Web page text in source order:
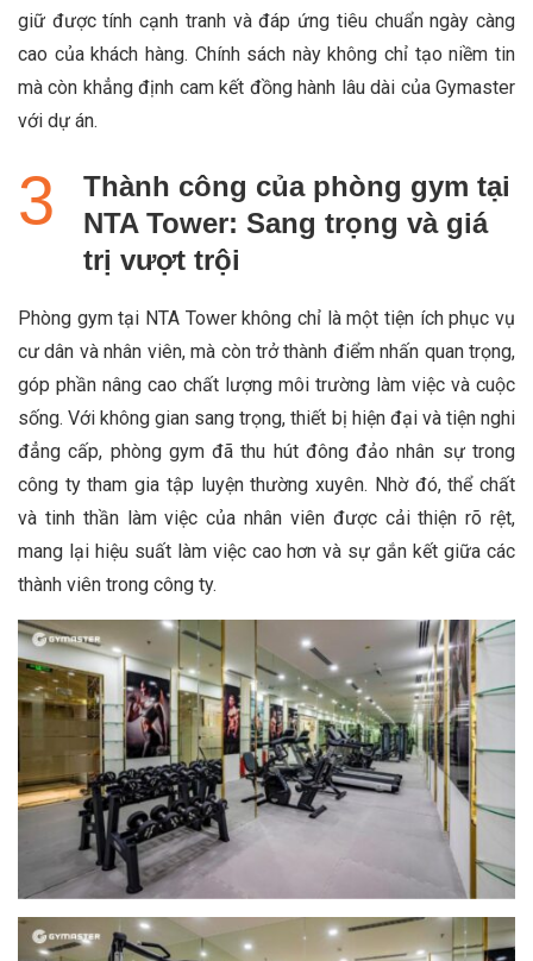
giữ được tính cạnh tranh và đáp ứng tiêu chuẩn ngày càng
cao của khách hàng. Chính sách này không chỉ tạo niềm tin
mà còn khẳng định cam kết đồng hành lâu dài của Gymaster
với dự án.
Thành công của phòng gym tại
NTA Tower: Sang trọng và giá
trị vượt trội
Phòng gym tại NTA Tower không chỉ là một tiện ích phục vụ
cư dân và nhân viên, mà còn trở thành điểm nhấn quan trọng,
góp phần nâng cao chất lượng môi trường làm việc và cuộc
sống. Với không gian sang trọng, thiết bị hiện đại và tiện nghi
đẳng cấp, phòng gym đã thu hút đông đảo nhân sự trong
công ty tham gia tập luyện thường xuyên. Nhờ đó, thể chất
và tinh thần làm việc của nhân viên được cải thiện rõ rệt,
mang lại hiệu suất làm việc cao hơn và sự gắn kết giữa các
thành viên trong công ty.